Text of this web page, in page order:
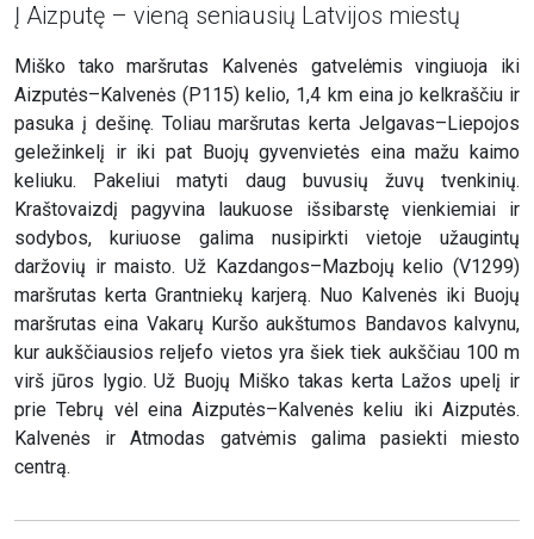
Į Aizputę – vieną seniausių Latvijos miestų
Miško tako maršrutas Kalvenės gatvelėmis vingiuoja iki
Aizputės–Kalvenės (P115) kelio, 1,4 km eina jo kelkraščiu ir
pasuka į dešinę. Toliau maršrutas kerta Jelgavas–Liepojos
geležinkelį ir iki pat Buojų gyvenvietės eina mažu kaimo
keliuku. Pakeliui matyti daug buvusių žuvų tvenkinių.
Kraštovaizdį pagyvina laukuose išsibarstę vienkiemiai ir
sodybos, kuriuose galima nusipirkti vietoje užaugintų
daržovių ir maisto. Už Kazdangos–Mazbojų kelio (V1299)
maršrutas kerta Grantniekų karjerą. Nuo Kalvenės iki Buojų
maršrutas eina Vakarų Kuršo aukštumos Bandavos kalvynu,
kur aukščiausios reljefo vietos yra šiek tiek aukščiau 100 m
virš jūros lygio. Už Buojų Miško takas kerta Lažos upelį ir
prie Tebrų vėl eina Aizputės–Kalvenės keliu iki Aizputės.
Kalvenės ir Atmodas gatvėmis galima pasiekti miesto
centrą.